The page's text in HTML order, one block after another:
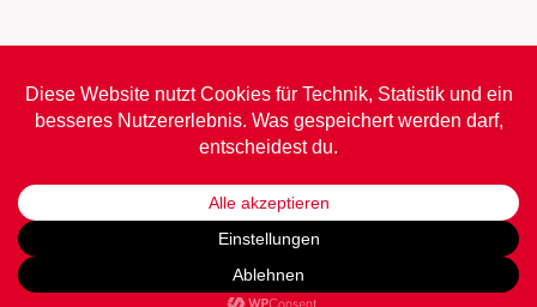
Krümser Straße 31
21423 Drage
Datenschutz•